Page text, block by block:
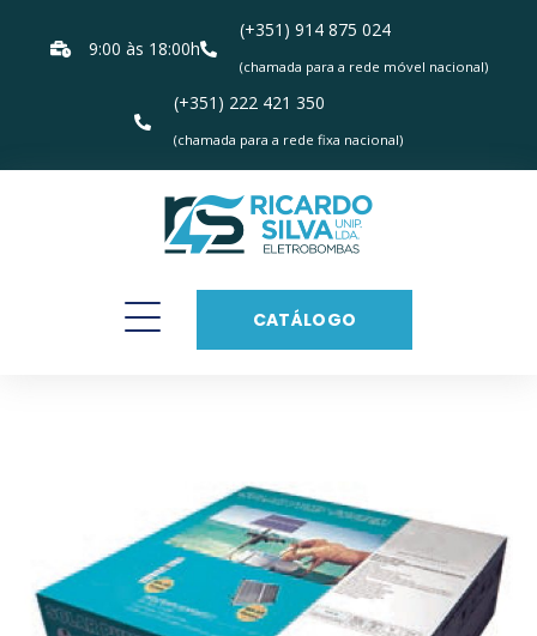
9:00 às 18:00h
(+351) 914 875 024
(chamada para a rede móvel nacional)
(+351) 222 421 350
(chamada para a rede fixa nacional)
CATÁLOGO